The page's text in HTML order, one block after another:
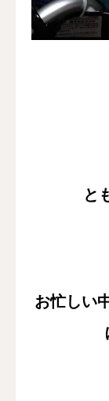
と
お忙しい